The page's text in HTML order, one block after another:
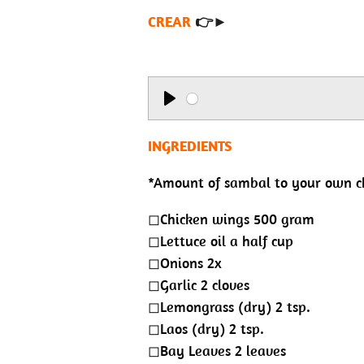
l
CREAR 👉►
P
l
y
INGREDIENTS
*Amount of sambal to your own
◻︎Chicken wings 500 gram
◻︎Lettuce oil a half cup
◻︎Onions 2x
◻︎Garlic 2 cloves
◻︎Lemongrass (dry) 2 tsp.
◻︎Laos (dry) 2 tsp.
◻︎Bay Leaves 2 leaves